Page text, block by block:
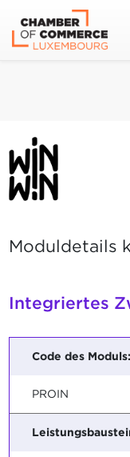
Moduldetails
Integriertes
Code des Moduls:
PROIN